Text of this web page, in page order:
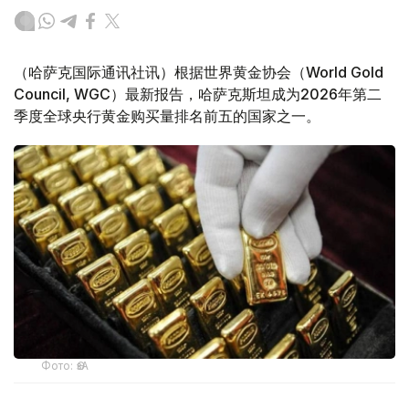
（哈萨克国际通讯社讯）根据世界黄金协会（World Gold
Council, WGC）最新报告，哈萨克斯坦成为2026年第二
季度全球央行黄金购买量排名前五的国家之一。
Фото: ӨзА